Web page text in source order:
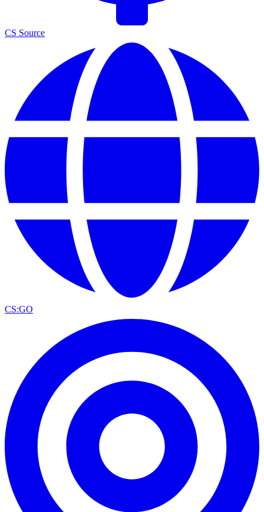
CS Source
CS:GO